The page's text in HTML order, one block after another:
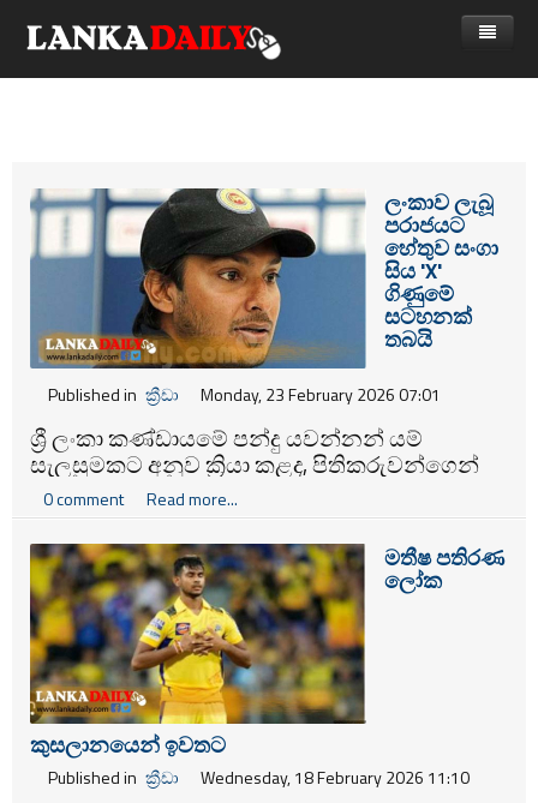
ලංකාව ලැබූ
පරාජයට
හේතුව සංගා
සිය 'X'
ගිණුමේ
සටහනක්
තබයි
Published in ක්‍රීඩා Monday, 23 February 2026 07:01
ශ්‍රී ලංකා කණ්ඩායමේ පන්දු යවන්නන් යම්
සැලසුමකට අනුව ක්‍රියා කළද, පිතිකරුවන්ගෙන්
එය දැකගත නොහැකි වූ බව ශ්‍රී ලංකා හිටපු ක්‍රිකට්
නායක කුමාර් සංගක්කාර පවසයි.
0 comment Read more...
මතීෂ පතිරණ
ලෝක
කුසලානයෙන් ඉවතට
Published in ක්‍රීඩා Wednesday, 18 February 2026 11:10
විදෙස්
කාලීන සංවාද
Life
විඩියෝ ගැලරිය
Gossip
Advertise with us